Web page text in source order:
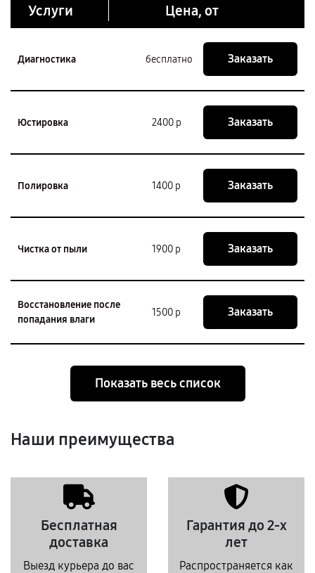
Услуги Цена, от
Диагностика бесплатно Заказать
Юстировка 2400 р Заказать
Полировка 1400 р Заказать
Чистка от пыли 1900 р Заказать
Восстановление после
попадания влаги
1500 р Заказать
Показать весь список
Наши преимущества
Бесплатная
доставка
Выезд курьера до вас
Гарантия до 2-х
лет
Распространяется как